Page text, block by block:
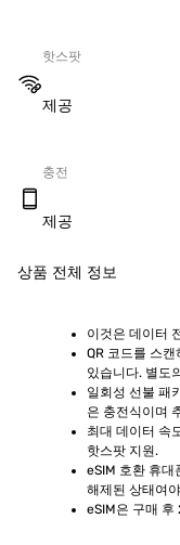
핫스팟
제공
충전
제공
상품 전체 정보
이것은 데이터
QR 코드를 스
있습니다. 별도
일회성 선불 패
은 충전식이며
최대 데이터 속
핫스팟 지원.
eSIM 호환 휴대
해제된 상태여
eSIM은 구매 후